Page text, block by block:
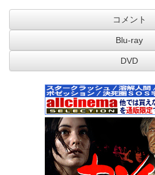
コメント
Blu-ray
DVD